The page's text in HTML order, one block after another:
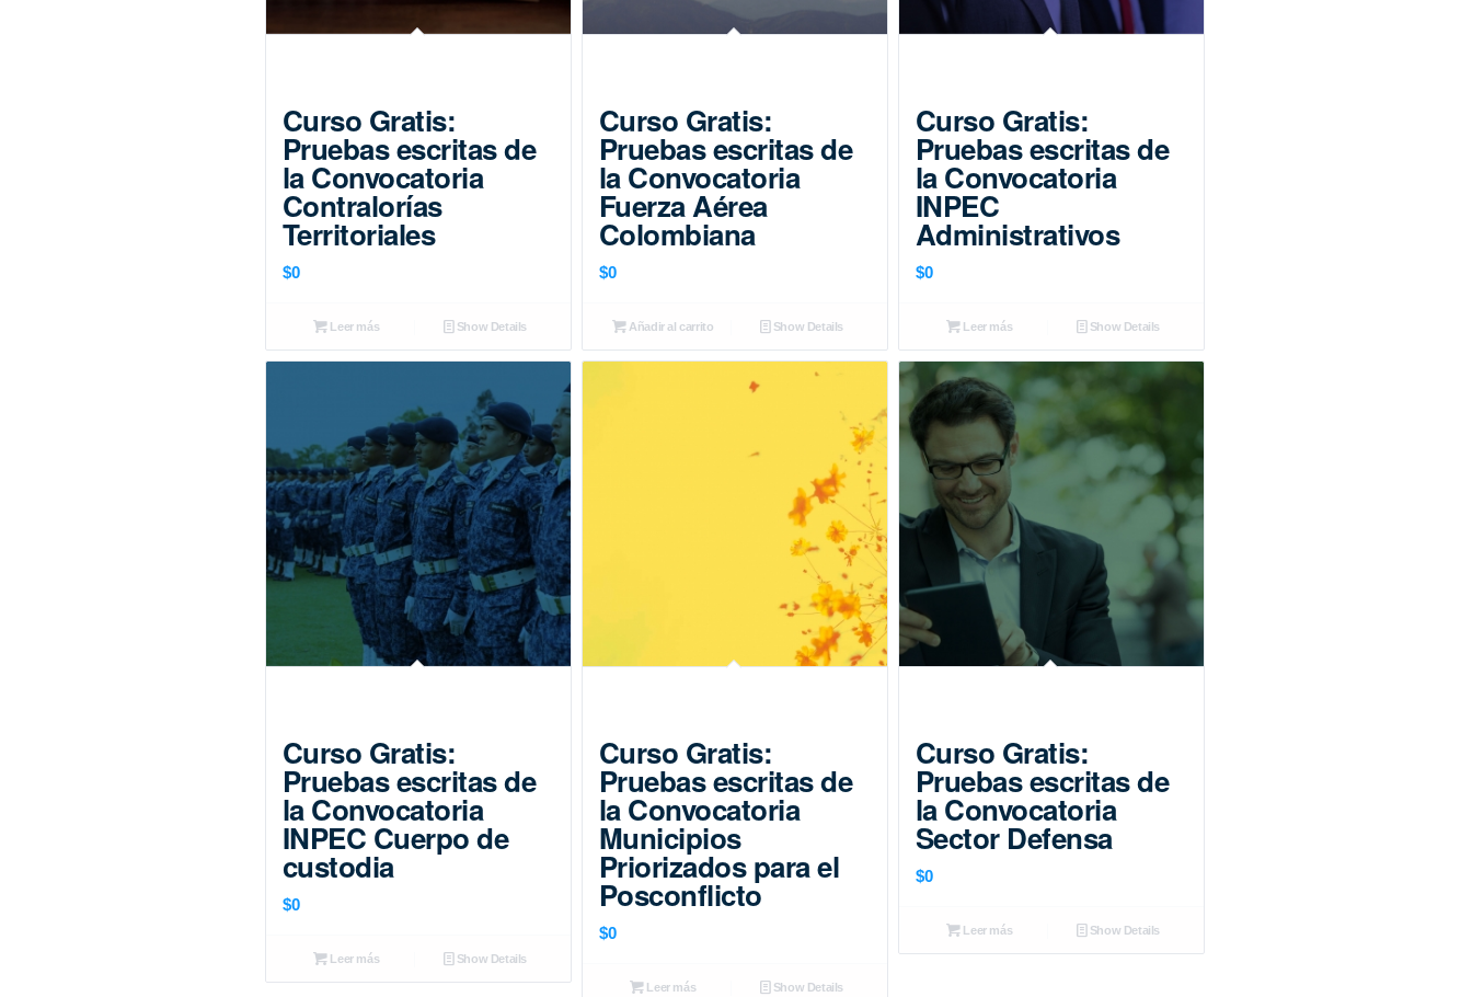
Curso Gratis:
Pruebas escritas de
la Convocatoria
Contralorías
Territoriales
$0
Leer más Show Details
Curso Gratis:
Pruebas escritas de
la Convocatoria
Fuerza Aérea
Colombiana
$0
Añadir al carrito Show Details
Curso Gratis:
Pruebas escritas de
la Convocatoria
INPEC
Administrativos
$0
Leer más Show Details
Curso Gratis:
Pruebas escritas de
la Convocatoria
INPEC Cuerpo de
custodia
$0
Leer más Show Details
Curso Gratis:
Pruebas escritas de
la Convocatoria
Municipios
Priorizados para el
Posconflicto
$0
Leer más Show Details
Curso Gratis:
Pruebas escritas de
la Convocatoria
Sector Defensa
$0
Leer más Show Details